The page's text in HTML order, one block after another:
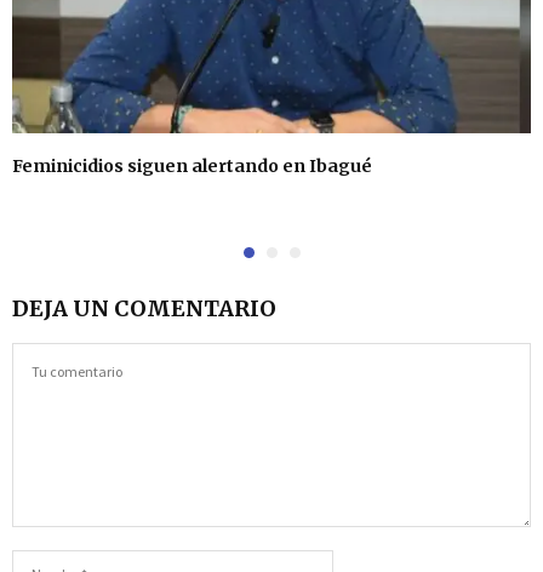
Feminicidios siguen alertando en Ibagué
DEJA UN COMENTARIO